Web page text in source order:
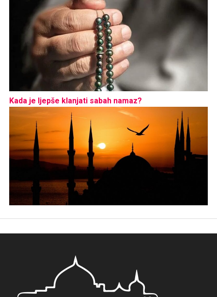
Kada je ljepše klanjati sabah namaz?